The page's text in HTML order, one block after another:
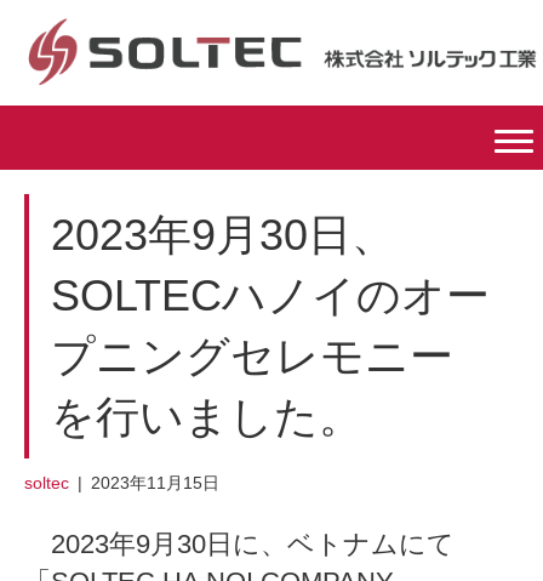
2023年9月30日、
SOLTECハノイのオー
プニングセレモニー
を行いました。
soltec | 2023年11月15日
2023年9月30日に、ベトナムにて